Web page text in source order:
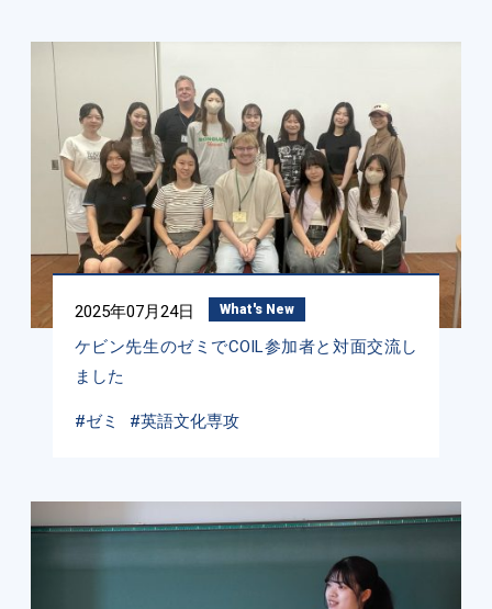
2025年07月24日 What's New
ケビン先生のゼミでCOIL参加者と対面交流し
ました
#ゼミ #英語文化専攻